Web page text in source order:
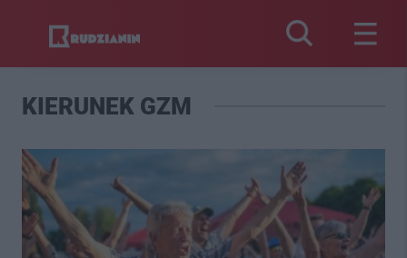
KIERUNEK GZM